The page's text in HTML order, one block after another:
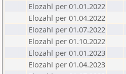
Elozahl per 01.01.2022
Elozahl per 01.04.2022
Elozahl per 01.07.2022
Elozahl per 01.10.2022
Elozahl per 01.01.2023
Elozahl per 01.04.2023